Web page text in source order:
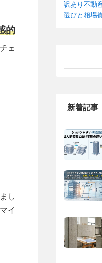
的
ェ
し
イ
訳あり不動
選びと相場
新着記事